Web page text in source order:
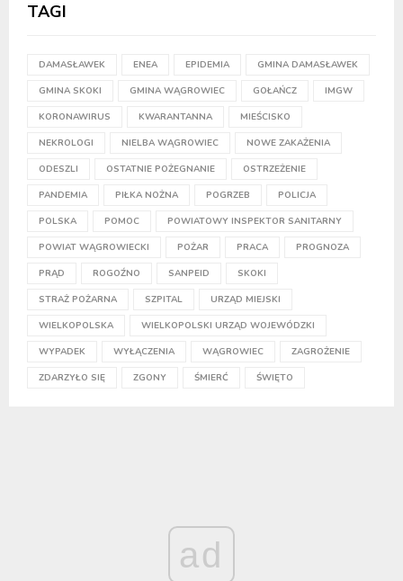
TAGI
DAMASŁAWEK ENEA EPIDEMIA GMINA DAMASŁAWEK
GMINA SKOKI GMINA WĄGROWIEC GOŁAŃCZ IMGW
KORONAWIRUS KWARANTANNA MIEŚCISKO
NEKROLOGI NIELBA WĄGROWIEC NOWE ZAKAŻENIA
ODESZLI OSTATNIE POŻEGNANIE OSTRZEŻENIE
PANDEMIA PIŁKA NOŻNA POGRZEB POLICJA
POLSKA POMOC POWIATOWY INSPEKTOR SANITARNY
POWIAT WĄGROWIECKI POŻAR PRACA PROGNOZA
PRĄD ROGOŹNO SANPEID SKOKI
STRAŻ POŻARNA SZPITAL URZĄD MIEJSKI
WIELKOPOLSKA WIELKOPOLSKI URZĄD WOJEWÓDZKI
WYPADEK WYŁĄCZENIA WĄGROWIEC ZAGROŻENIE
ZDARZYŁO SIĘ ZGONY ŚMIERĆ ŚWIĘTO
ad